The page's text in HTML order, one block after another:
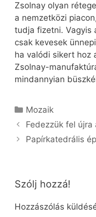
Zsolnay olyan
a nemzetközi
tudja fizetni. Vagyis
csak kevesek
ha valódi sikert hoz
Zsolnay-
mindannyian
Kategória
Mozaik
Fedezzük fel újra
Papírkatedrális
Szólj hozzá!
Hozzászólás